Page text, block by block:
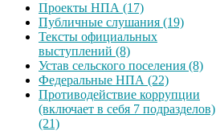
Проекты НПА (17)
Публичные слушания (19)
Тексты официальных
выступлений (8)
Устав сельского поселения (8)
Федеральные НПА (22)
Противодействие коррупции
(включает в себя 7 подразделов)
(21)